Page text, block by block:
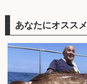
あなたにオススメ